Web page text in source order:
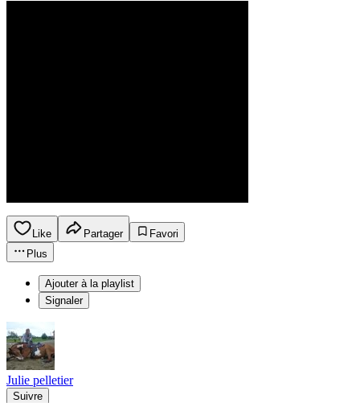
Like Partager
Favori
Plus
Ajouter à la playlist
Signaler
Julie pelletier
Suivre